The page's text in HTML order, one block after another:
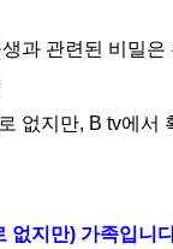
생과 관련된 비밀
없지만, B tv에서
없지만) 가족입니